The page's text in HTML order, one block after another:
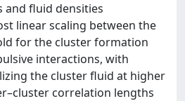
and fluid densities
linear scaling between the
for the cluster formation
interactions, with
the cluster fluid at higher
correlation lengths